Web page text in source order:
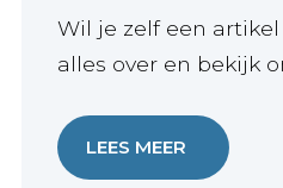
Wil je zelf een
alles over en bekijk
LEES MEER